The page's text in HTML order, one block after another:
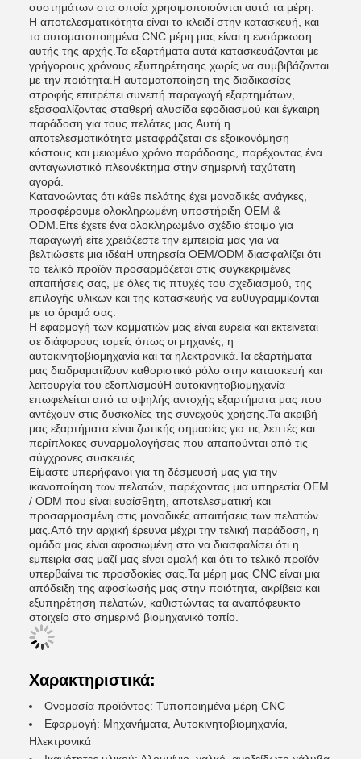
συστημάτων στα οποία χρησιμοποιούνται αυτά τα μέρη.
Η αποτελεσματικότητα είναι το κλειδί στην κατασκευή, και
τα αυτοματοποιημένα CNC μέρη μας είναι η ενσάρκωση
αυτής της αρχής.Τα εξαρτήματα αυτά κατασκευάζονται με
γρήγορους χρόνους εξυπηρέτησης χωρίς να συμβιβάζονται
με την ποιότητα.Η αυτοματοποίηση της διαδικασίας
στροφής επιτρέπει συνεπή παραγωγή εξαρτημάτων,
εξασφαλίζοντας σταθερή αλυσίδα εφοδιασμού και έγκαιρη
παράδοση για τους πελάτες μας.Αυτή η
αποτελεσματικότητα μεταφράζεται σε εξοικονόμηση
κόστους και μειωμένο χρόνο παράδοσης, παρέχοντας ένα
ανταγωνιστικό πλεονέκτημα στην σημερινή ταχύτατη
αγορά.
Κατανοώντας ότι κάθε πελάτης έχει μοναδικές ανάγκες,
προσφέρουμε ολοκληρωμένη υποστήριξη OEM &
ODM.Είτε έχετε ένα ολοκληρωμένο σχέδιο έτοιμο για
παραγωγή είτε χρειάζεστε την εμπειρία μας για να
βελτιώσετε μια ιδέαΗ υπηρεσία OEM/ODM διασφαλίζει ότι
το τελικό προϊόν προσαρμόζεται στις συγκεκριμένες
απαιτήσεις σας, με όλες τις πτυχές του σχεδιασμού, της
επιλογής υλικών και της κατασκευής να ευθυγραμμίζονται
με το όραμά σας.
Η εφαρμογή των κομματιών μας είναι ευρεία και εκτείνεται
σε διάφορους τομείς όπως οι μηχανές, η
αυτοκινητοβιομηχανία και τα ηλεκτρονικά.Τα εξαρτήματα
μας διαδραματίζουν καθοριστικό ρόλο στην κατασκευή και
λειτουργία του εξοπλισμούΗ αυτοκινητοβιομηχανία
επωφελείται από τα υψηλής αντοχής εξαρτήματα μας που
αντέχουν στις δυσκολίες της συνεχούς χρήσης.Τα ακριβή
μας εξαρτήματα είναι ζωτικής σημασίας για τις λεπτές και
περίπλοκες συναρμολογήσεις που απαιτούνται από τις
σύγχρονες συσκευές..
Είμαστε υπερήφανοι για τη δέσμευσή μας για την
ικανοποίηση των πελατών, παρέχοντας μια υπηρεσία OEM
/ ODM που είναι ευαίσθητη, αποτελεσματική και
προσαρμοσμένη στις μοναδικές απαιτήσεις των πελατών
μας.Από την αρχική έρευνα μέχρι την τελική παράδοση, η
ομάδα μας είναι αφοσιωμένη στο να διασφαλίσει ότι η
εμπειρία σας μαζί μας είναι ομαλή και ότι το τελικό προϊόν
υπερβαίνει τις προσδοκίες σας.Τα μέρη μας CNC είναι μια
απόδειξη της αφοσίωσής μας στην ποιότητα, ακρίβεια και
εξυπηρέτηση πελατών, καθιστώντας τα αναπόφευκτο
στοιχείο στο σημερινό βιομηχανικό τοπίο.
Χαρακτηριστικά:
Ονομασία προϊόντος: Τυποποιημένα μέρη CNC
Εφαρμογή: Μηχανήματα, Αυτοκινητοβιομηχανία,
Ηλεκτρονικά